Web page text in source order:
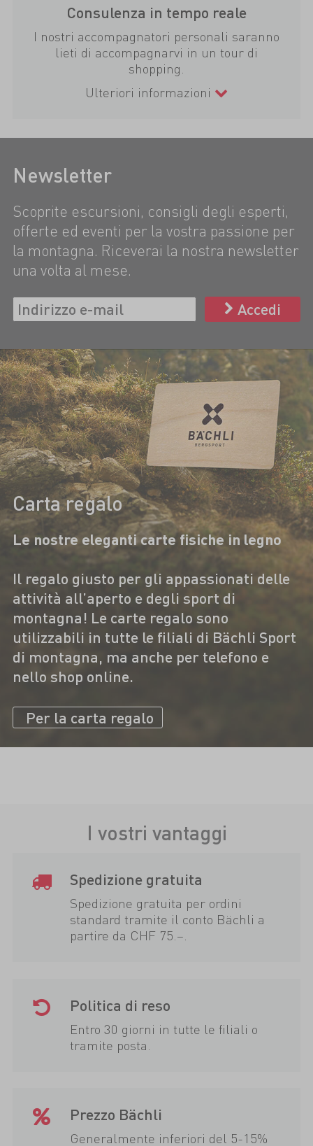
Consulenza in tempo reale
I nostri accompagnatori personali saranno
lieti di accompagnarvi in un tour di
shopping.
Ulteriori informazioni
Newsletter
Scoprite escursioni, consigli degli esperti,
offerte ed eventi per la vostra passione per
la montagna. Riceverai la nostra newsletter
una volta al mese.
Accedi
Carta regalo
Le nostre eleganti carte fisiche in legno
Il regalo giusto per gli appassionati delle
attività all’aperto e degli sport di
montagna! Le carte regalo sono
utilizzabili in tutte le filiali di Bächli Sport
di montagna, ma anche per telefono e
nello shop online.
Per la carta regalo
I vostri vantaggi
Spedizione gratuita
Spedizione gratuita per ordini
standard tramite il conto Bächli a
partire da CHF 75.–.
Politica di reso
Entro 30 giorni in tutte le filiali o
tramite posta.
Prezzo Bächli
Generalmente inferiori del 5-15%